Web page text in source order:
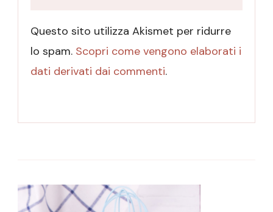
Questo sito utilizza Akismet per ridurre
lo spam. Scopri come vengono elaborati i
dati derivati dai commenti.